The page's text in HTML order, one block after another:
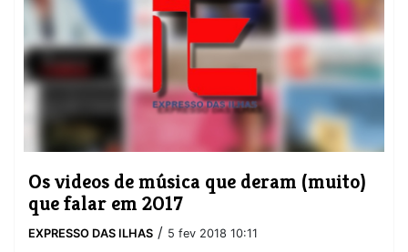
Os videos de música que deram (muito)
que falar em 2017
EXPRESSO DAS ILHAS / 5 fev 2018 10:11